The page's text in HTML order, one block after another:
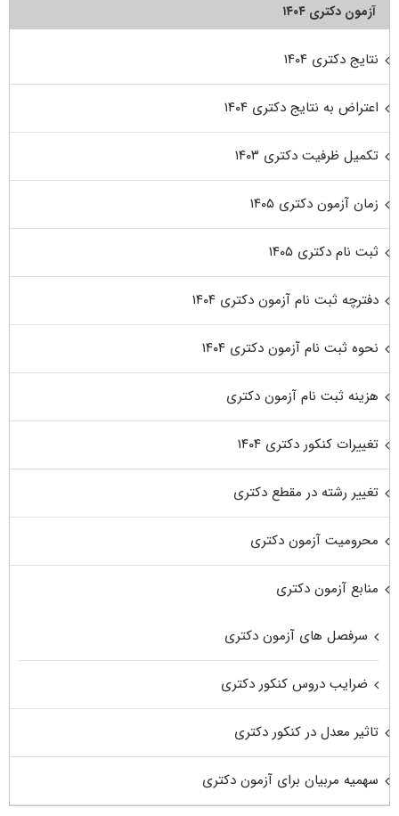
آزمون دکتری ۱۴۰۴
نتایج دکتری ۱۴۰۴
اعتراض به نتایج دکتری ۱۴۰۴
تکمیل ظرفیت دکتری ۱۴۰۳
زمان آزمون دکتری ۱۴۰۵
ثبت نام دکتری ۱۴۰۵
دفترچه ثبت نام آزمون دکتری ۱۴۰۴
نحوه ثبت نام آزمون دکتری ۱۴۰۴
هزینه ثبت نام آزمون دکتری
تغییرات کنکور دکتری ۱۴۰۴
تغییر رشته در مقطع دکتری
محرومیت آزمون دکتری
منابع آزمون دکتری
سرفصل های آزمون دکتری
ضرایب دروس کنکور دکتری
تاثیر معدل در کنکور دکتری
سهمیه مربیان برای آزمون دکتری